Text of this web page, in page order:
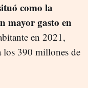
como la
mayor gasto en
en 2021,
los 390 millones de